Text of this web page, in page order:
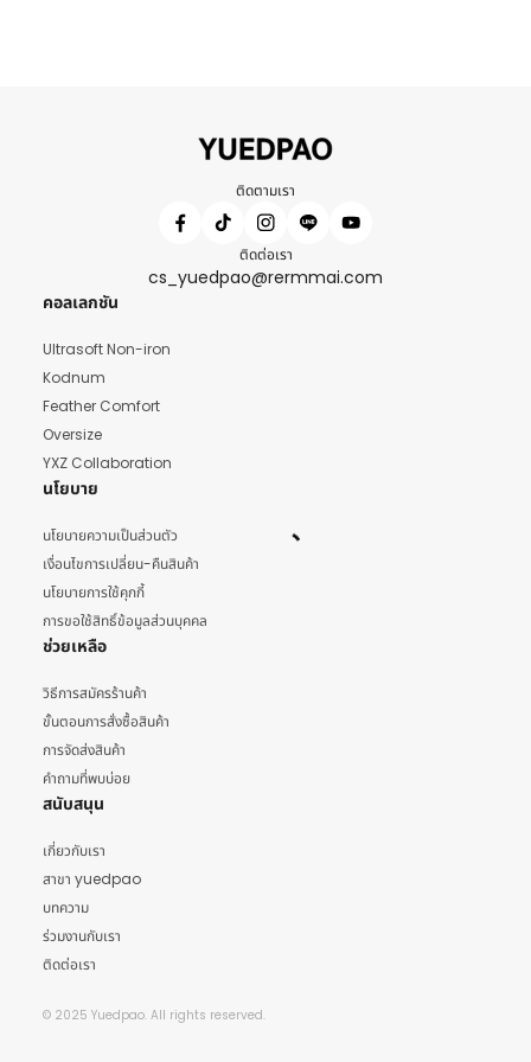
ติดตามเรา
ติดต่อเรา
cs_yuedpao@rermmai.com
คอลเลกชัน
Ultrasoft Non-iron
Kodnum
Feather Comfort
Oversize
YXZ Collaboration
นโยบาย
นโยบายความเป็นส่วนตัว
เงื่อนไขการเปลี่ยน-คืนสินค้า
นโยบายการใช้คุกกี้
การขอใช้สิทธิ์ข้อมูลส่วนบุคคล
ช่วยเหลือ
วิธีการสมัครร้านค้า
ขั้นตอนการสั่งซื้อสินค้า
การจัดส่งสินค้า
คำถามที่พบบ่อย
สนับสนุน
เกี่ยวกับเรา
สาขา yuedpao
บทความ
ร่วมงานกับเรา
ติดต่อเรา
© 2025 Yuedpao. All rights reserved.